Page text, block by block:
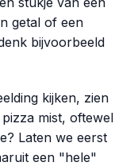
getal of een
bijvoorbeeld
kijken, zien
mist, oftewel
Laten we eerst
een "hele"